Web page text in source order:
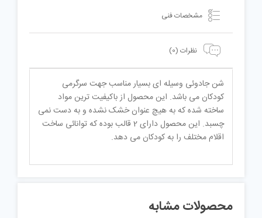
مشخصات فنی
نظرات (0)
شن جادوئی وسیله ای بسیار مناسب جهت سرگرمی
کودکان می باشد. این محصول از باکیفیت ترین مواد
ساخته شده که به هیچ عنوان خشک نشده و به دست نمی
چسبد. این محصول دارای 2 قالب بوده که توانائی ساخت
اقلام مختلف را به کودکان می دهد.
محصولات مشابه